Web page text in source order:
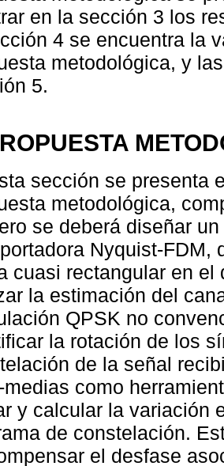
en la sección 3 los
4 se encuentra la
metodológica, y
5.
sección se presenta
metodológica,
se deberá diseñar
Nyquist-FDM,
cuasi rectangular en
la estimación del
QPSK no
la rotación de los
de la señal
medias como
y calcular la variación
de constelación.
el desfase